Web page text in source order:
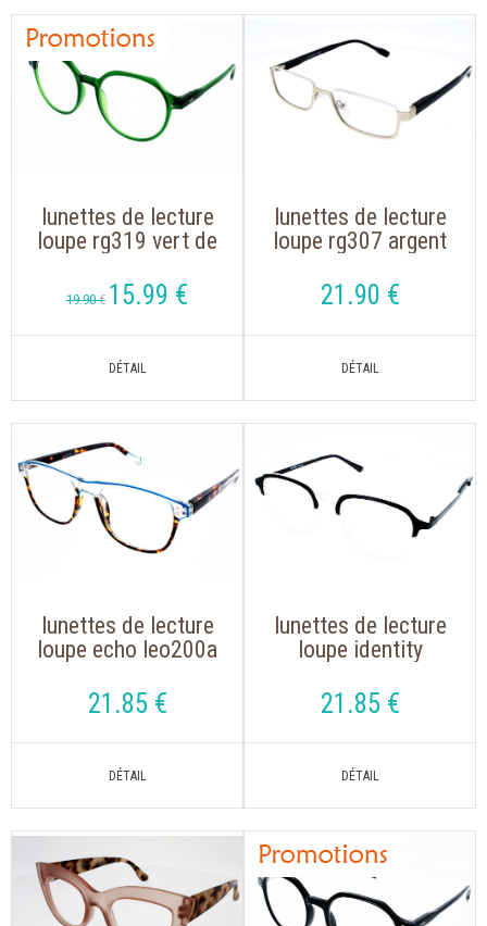
lunettes de lecture
loupe rg319 vert de
19.90 € 15.99 €
lunettes de lecture
loupe rg307 argent
21 .90 €
lunettes de lecture
loupe echo leo200a
21 .85 €
lunettes de lecture
loupe identity
translucide
21 .85 €